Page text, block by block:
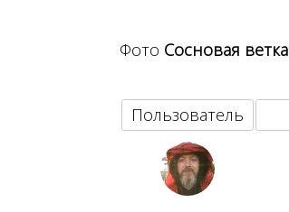
Фото Сосновая ветка
Пользователь